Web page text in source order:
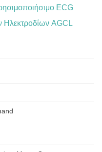
ECG
AGCL